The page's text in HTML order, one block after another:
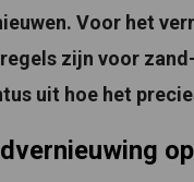
Voor het
zijn voor
uit hoe het